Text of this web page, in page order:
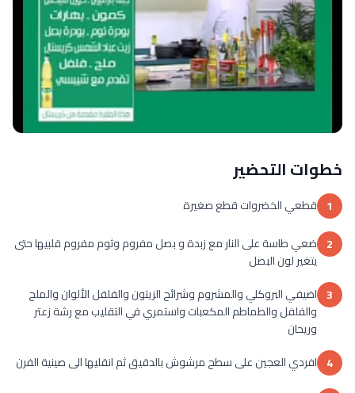
خطوات التحضير
1 قطعي الخضروات قطع صغيرة
2 ضعي طاسة على النار مع زبدة و بصل مفروم وثوم مفروم قلبيها حتى
يتغير لون البصل
3 اضيفي البروكلي والمشروم وشرائح الزيتون والفلفل الألوان والملح
والفلفل والطماطم المكعبات واستمري في التقليب مع رشة زعتر
وريحان
4 افردي العجين على سطح مرشوش بالدقيق ثم انقليها الى صينية الفرن